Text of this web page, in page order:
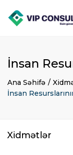
İnsan
Ana Səhifə
İnsan
Xidmətlər